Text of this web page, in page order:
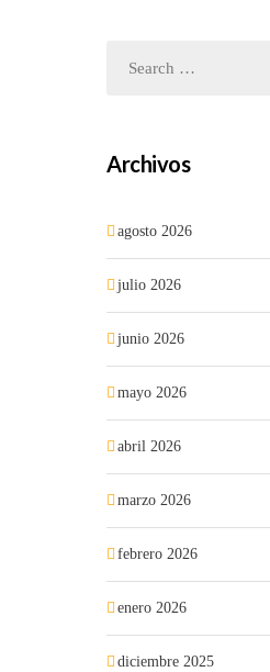
Archivos
agosto 2026
julio 2026
junio 2026
mayo 2026
abril 2026
marzo 2026
febrero 2026
enero 2026
diciembre 2025